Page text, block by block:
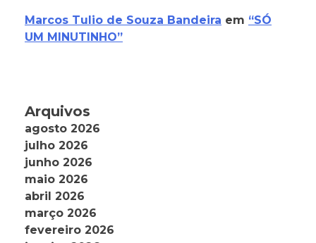
Marcos Tulio de Souza Bandeira em “SÓ
UM MINUTINHO”
Arquivos
agosto 2026
julho 2026
junho 2026
maio 2026
abril 2026
março 2026
fevereiro 2026